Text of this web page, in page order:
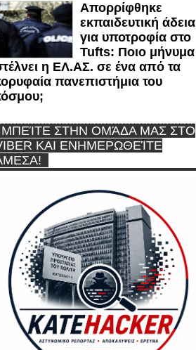
Απορρίφθηκε
εκπαιδευτική άδεια
για υποτροφία στο
Tufts: Ποιο μήνυμα
η ΕΛ.ΑΣ. σε ένα από τα
πανεπιστήμια του
ΜΠΕΊΤΕ ΣΤΗΝ ΟΜΆΔΑ ΜΑΣ ΣΤΟ
ΚΑΙ ΕΝΗΜΕΡΩΘΕΊΤΕ